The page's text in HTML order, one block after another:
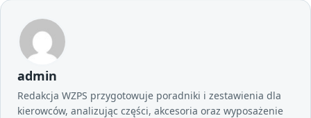
admin
Redakcja WZPS przygotowuje poradniki i zestawienia dla
kierowców, analizując części, akcesoria oraz wyposażenie